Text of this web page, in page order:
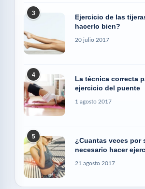
3
Ejercicio de las
hacerlo bien?
20 julio 2017
4
La técnica correcta
ejercicio del puente
1 agosto 2017
5
¿Cuantas veces por
necesario hacer
21 agosto 2017